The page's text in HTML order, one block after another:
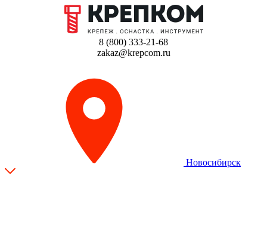
8 (800) 333-21-68
zakaz@krepcom.ru
Новосибирск